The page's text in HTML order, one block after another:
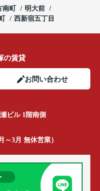
南町
明大前
西新宿五丁目
の賃貸
お問い合わせ
ビル 1階南側
～3月 無休営業）